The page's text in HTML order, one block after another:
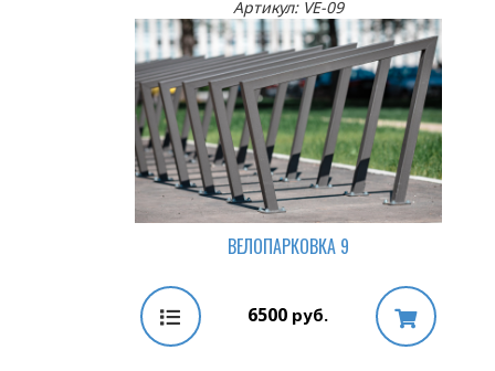
Артикул: VE-09
ВЕЛОПАРКОВКА 9
6500 руб.